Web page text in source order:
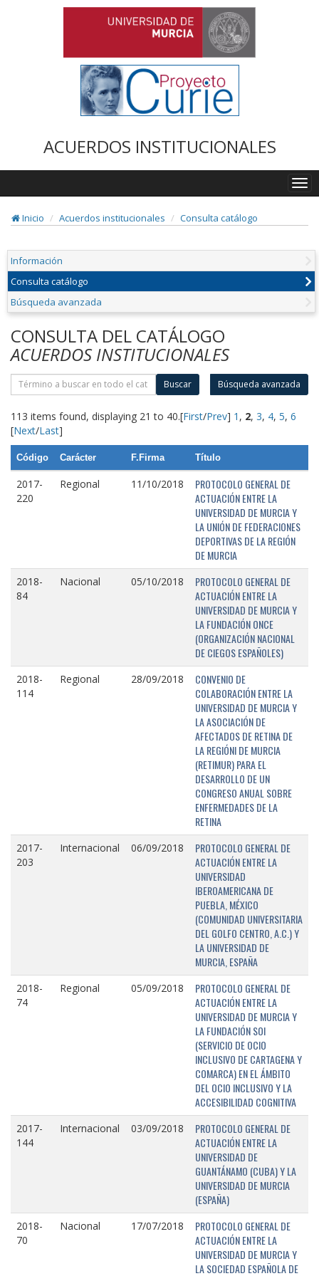
ACUERDOS INSTITUCIONALES
Inicio
Acuerdos institucionales Consulta catálogo
Información
Consulta catálogo
Búsqueda avanzada
CONSULTA DEL CATÁLOGO
ACUERDOS INSTITUCIONALES
Buscar Búsqueda avanzada
113 items found, displaying 21 to 40.[First/Prev] 1 , 2, 3, 4, 5, 6
[Next/Last]
Código Carácter F.Firma Título
2017-
220
Regional 11/10/2018
PROTOCOLO GENERAL DE
ACTUACIÓN ENTRE LA
UNIVERSIDAD DE MURCIA Y
LA UNIÓN DE FEDERACIONES
DEPORTIVAS DE LA REGIÓN
DE MURCIA
2018-
84
Nacional 05/10/2018
PROTOCOLO GENERAL DE
ACTUACIÓN ENTRE LA
UNIVERSIDAD DE MURCIA Y
LA FUNDACIÓN ONCE
(ORGANIZACIÓN NACIONAL
DE CIEGOS ESPAÑOLES)
2018-
114
Regional 28/09/2018
CONVENIO DE
COLABORACIÓN ENTRE LA
UNIVERSIDAD DE MURCIA Y
LA ASOCIACIÓN DE
AFECTADOS DE RETINA DE
LA REGIÓNI DE MURCIA
(RETIMUR) PARA EL
DESARROLLO DE UN
CONGRESO ANUAL SOBRE
ENFERMEDADES DE LA
RETINA
2017-
203
Internacional 06/09/2018
PROTOCOLO GENERAL DE
ACTUACIÓN ENTRE LA
UNIVERSIDAD
IBEROAMERICANA DE
PUEBLA, MÉXICO
(COMUNIDAD UNIVERSITARIA
DEL GOLFO CENTRO, A.C.) Y
LA UNIVERSIDAD DE
MURCIA, ESPAÑA
2018-
74
Regional 05/09/2018
PROTOCOLO GENERAL DE
ACTUACIÓN ENTRE LA
UNIVERSIDAD DE MURCIA Y
LA FUNDACIÓN SOI
(SERVICIO DE OCIO
INCLUSIVO DE CARTAGENA Y
COMARCA) EN EL ÁMBITO
DEL OCIO INCLUSIVO Y LA
ACCESIBILIDAD COGNITIVA
2017-
144
Internacional 03/09/2018
PROTOCOLO GENERAL DE
ACTUACIÓN ENTRE LA
UNIVERSIDAD DE
GUANTÁNAMO (CUBA) Y LA
UNIVERSIDAD DE MURCIA
(ESPAÑA)
2018-
70
Nacional 17/07/2018
PROTOCOLO GENERAL DE
ACTUACIÓN ENTRE LA
UNIVERSIDAD DE MURCIA Y
LA SOCIEDAD ESPAÑOLA DE